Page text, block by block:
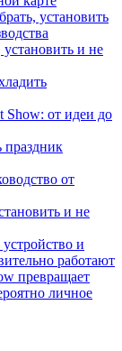
установить
и не
Show: от идеи до
праздник
от
и не
и
работают
превращает
личное